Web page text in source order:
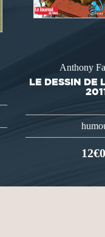
Anthony
LE DESSIN DE